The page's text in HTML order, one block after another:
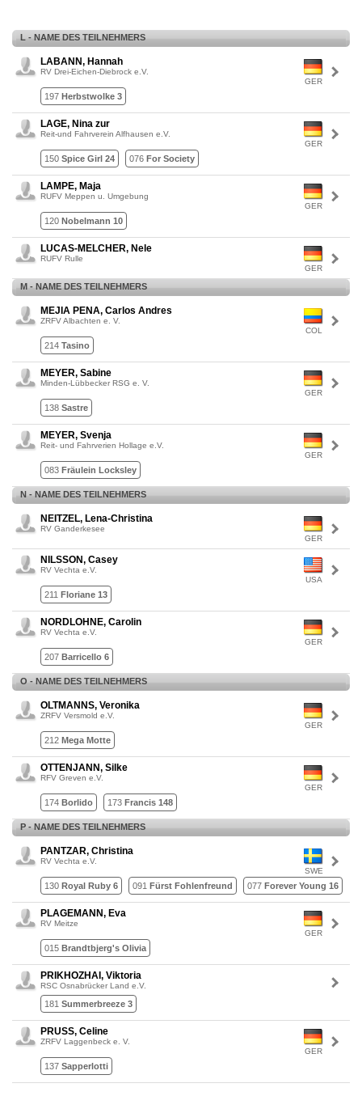
L - NAME DES TEILNEHMERS
GER
LABANN, Hannah
RV Drei-Eichen-Diebrock e.V.
197 Herbstwolke 3
GER
LAGE, Nina zur
Reit-und Fahrverein Alfhausen e.V.
150 Spice Girl 24 076 For Society
GER
LAMPE, Maja
RUFV Meppen u. Umgebung
120 Nobelmann 10
GER
LUCAS-MELCHER, Nele
RUFV Rulle
M - NAME DES TEILNEHMERS
COL
MEJIA PENA, Carlos Andres
ZRFV Albachten e. V.
214 Tasino
GER
MEYER, Sabine
Minden-Lübbecker RSG e. V.
138 Sastre
GER
MEYER, Svenja
Reit- und Fahrverien Hollage e.V.
083 Fräulein Locksley
N - NAME DES TEILNEHMERS
GER
NEITZEL, Lena-Christina
RV Ganderkesee
USA
NILSSON, Casey
RV Vechta e.V.
211 Floriane 13
GER
NORDLOHNE, Carolin
RV Vechta e.V.
207 Barricello 6
O - NAME DES TEILNEHMERS
GER
OLTMANNS, Veronika
ZRFV Versmold e.V.
212 Mega Motte
GER
OTTENJANN, Silke
RFV Greven e.V.
174 Borlido 173 Francis 148
P - NAME DES TEILNEHMERS
SWE
PANTZAR, Christina
RV Vechta e.V.
130 Royal Ruby 6 091 Fürst Fohlenfreund 077 Forever Young 16
GER
PLAGEMANN, Eva
RV Meitze
015 Brandtbjerg's Olivia
PRIKHOZHAI, Viktoria
RSC Osnabrücker Land e.V.
181 Summerbreeze 3
GER
PRUSS, Celine
ZRFV Laggenbeck e. V.
137 Sapperlotti